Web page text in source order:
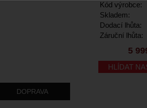
Kód výrobce:
Skladem:
Dodací lhůta:
Záruční lhůta:
5
HLÍDAT
DOPRAVA